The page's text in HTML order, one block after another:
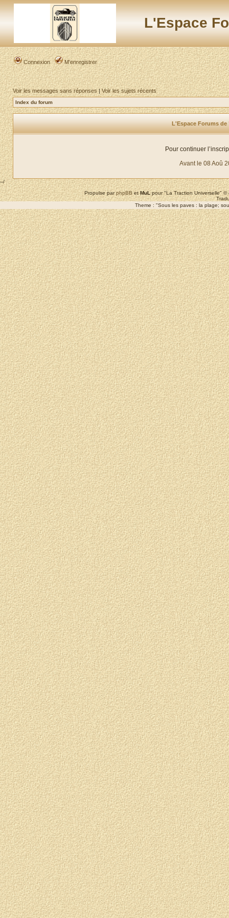
L'Espace
Connexion M’enregistrer
Voir les messages sans réponses|Voir les sujets récents
Index du forum
L'Espace Forums
Pour continuer
Avant le 08 Aoû
--/
Propulse parphpBBetMuLpour "La Traction Universelle"
Theme : "Sous les paves : la plage;